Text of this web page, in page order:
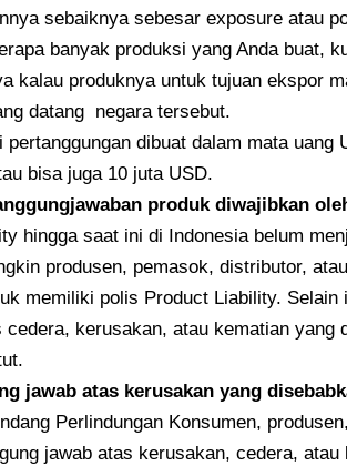
sebaiknya sebesar exposure atau
banyak produksi yang Anda buat,
kalau produknya untuk tujuan ekspor
datang negara tersebut.
pertanggungan dibuat dalam mata
bisa juga 10 juta USD.
produk diwajibkan
hingga saat ini di Indonesia belum
produsen, pemasok, distributor,
memiliki polis Product Liability.
cedera, kerusakan, atau kematian yang
jawab atas kerusakan yang
Perlindungan Konsumen,
jawab atas kerusakan, cedera,